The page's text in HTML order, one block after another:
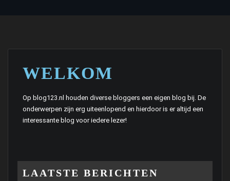
WELKOM
Op blog123.nl houden diverse bloggers een eigen blog bij. De
onderwerpen zijn erg uiteenlopend en hierdoor is er altijd een
interessante blog voor iedere lezer!
LAATSTE BERICHTEN